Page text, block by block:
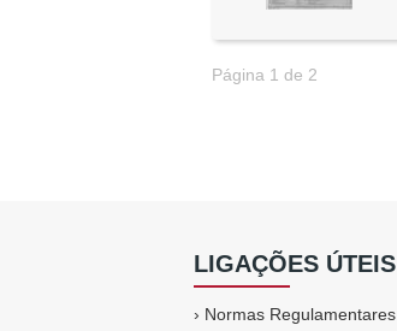
Página 1 de 2
LIGAÇÕES ÚTEIS
› Normas Regulamentares